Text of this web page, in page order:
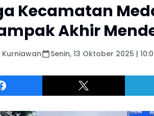
Kecamatan
Akhir
Kurniawan Senin, 13 Oktober 2025 |